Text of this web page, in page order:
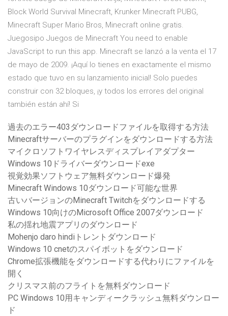
Block World Survival Minecraft, Krunker Minecraft PUBG,
Minecraft Super Mario Bros, Minecraft online gratis.
Juegosipo Juegos de Minecraft You need to enable
JavaScript to run this app. Minecraft se lanzó a la venta el 17
de mayo de 2009. ¡Aquí lo tienes en exactamente el mismo
estado que tuvo en su lanzamiento inicial! Solo puedes
construir con 32 bloques, ¡y todos los errores del original
también están ahí! Si
過去のエラー403ダウンロードファイルを取得する方法
Minecraftサーバーのプラグインをダウンロードする方法
マイクロソフトワイヤレスディスプレイアダプター
Windows 10ドライバーダウンロードexe
視覚効果ソフトウェア無料ダウンロード爆発
Minecraft Windows 10ダウンロード可能な世界
古いバージョンのMinecraft Twitchをダウンロードする
Windows 10向けのMicrosoft Office 2007ダウンロード
私の揺れ地震アプリのダウンロード
Mohenjo daro hindiトレントダウンロード
Windows 10 cnetのスパイボットをダウンロード
Chrome拡張機能をダウンロードする代わりにファイルを
開く
クリスマス前のフライトを無料ダウンロード
PC Windows 10用キャンディークラッシュ無料ダウンロー
ド